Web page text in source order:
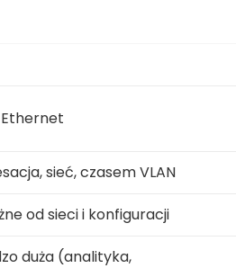
sieć, czasem VLAN
od sieci i konfiguracji
duża (analityka,